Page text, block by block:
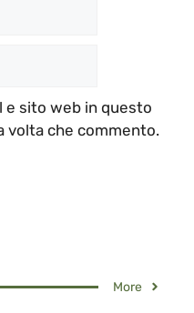
e sito web in questo
volta che commento.
More